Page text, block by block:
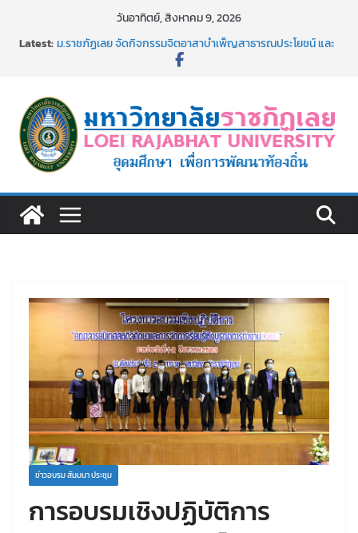
วันอาทิตย์, สิงหาคม 9, 2026
Latest:ม.ราชภัฏเลย จัดกิจกรรมจิตอาสาบำเพ็ญสาธารณประโยชน์ และ
เงินรายได้
ม.ราชภัฏเลย จัดมหกรรมวิชาการ เปิดบ้าน LRU ครั้งที่ 4 เปิดให้
นักเรียนมัธยมปลายค้นหาสาขาวิชาในฝัน สู่อนาคตที่ใช่
อธิการบดี มรภ.เลย ร่วมประชุมชี้แจงกับคณะอนุกรรมาธิการ
ประจำปีงบประมาณ พ.ศ. 2570
๑,๙๗๒ ชุด โดยวิธีเฉพาะเจาะจง
ข่าวอบรม สัมมนา ประชุม
การอบรมเชิงปฏิบัติการ